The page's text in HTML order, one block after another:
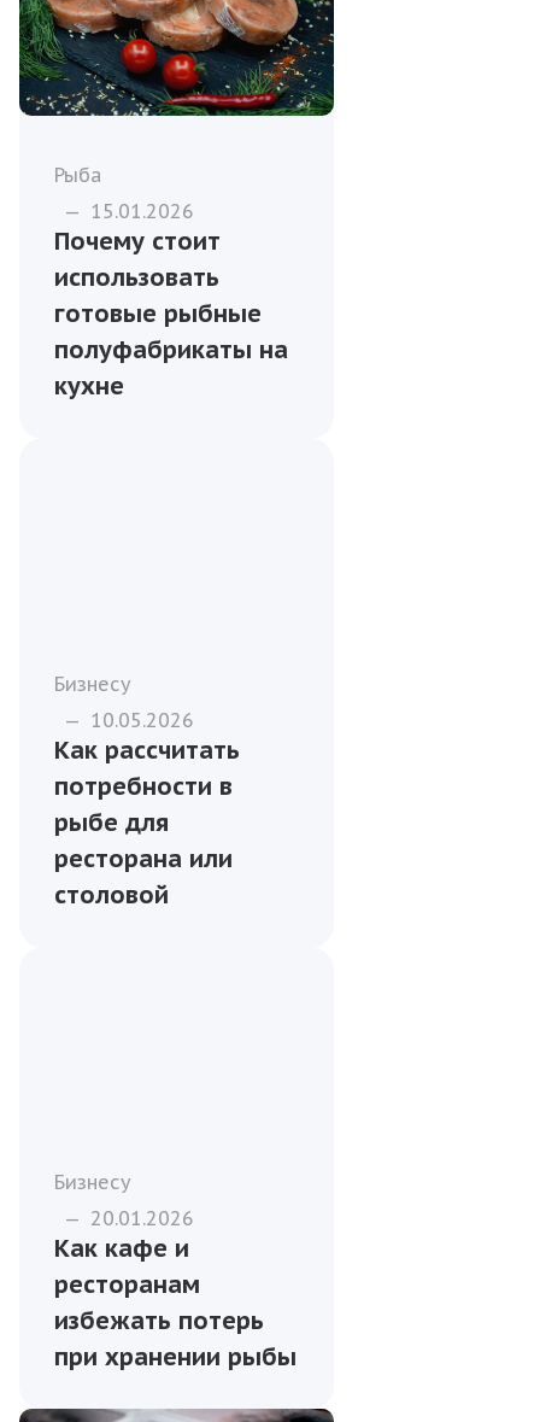
Рыба
— 15.01.2026
Почему стоит
использовать
готовые рыбные
полуфабрикаты на
кухне
Бизнесу
— 10.05.2026
Как рассчитать
потребности в
рыбе для
ресторана или
столовой
Бизнесу
— 20.01.2026
Как кафе и
ресторанам
избежать потерь
при хранении рыбы